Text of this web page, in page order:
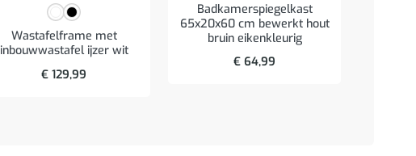
Wastafelframe met
inbouwwastafel ijzer wit
€ 129,99
Badkamerspiegelkast
65x20x60 cm bewerkt hout
bruin eikenkleurig
€ 64,99